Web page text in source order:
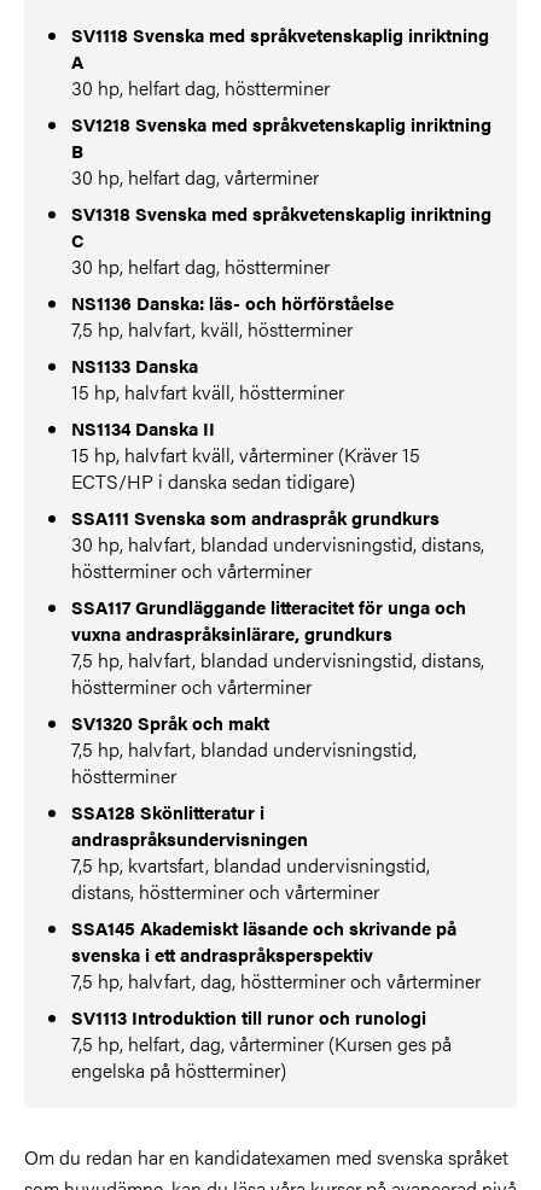
SV1118 Svenska med språkvetenskaplig inriktning
A
30 hp, helfart dag, höstterminer
SV1218 Svenska med språkvetenskaplig inriktning
B
30 hp, helfart dag, vårterminer
SV1318 Svenska med språkvetenskaplig inriktning
C
30 hp, helfart dag, höstterminer
NS1136 Danska: läs- och hörförståelse
7,5 hp, halvfart, kväll, höstterminer
NS1133 Danska
15 hp, halvfart kväll, höstterminer
NS1134 Danska II
15 hp, halvfart kväll, vårterminer (Kräver 15
ECTS/HP i danska sedan tidigare)
SSA111 Svenska som andraspråk grundkurs
30 hp, halvfart, blandad undervisningstid, distans,
höstterminer och vårterminer
SSA117 Grundläggande litteracitet för unga och
vuxna andraspråksinlärare, grundkurs
7,5 hp, halvfart, blandad undervisningstid, distans,
höstterminer och vårterminer
SV1320 Språk och makt
7,5 hp, halvfart, blandad undervisningstid,
höstterminer
SSA128 Skönlitteratur i
andraspråksundervisningen
7,5 hp, kvartsfart, blandad undervisningstid,
distans, höstterminer och vårterminer
SSA145 Akademiskt läsande och skrivande på
svenska i ett andraspråksperspektiv
7,5 hp, halvfart, dag, höstterminer och vårterminer
SV1113 Introduktion till runor och runologi
7,5 hp, helfart, dag, vårterminer (Kursen ges på
engelska på höstterminer)
Om du redan har en kandidatexamen med svenska språket